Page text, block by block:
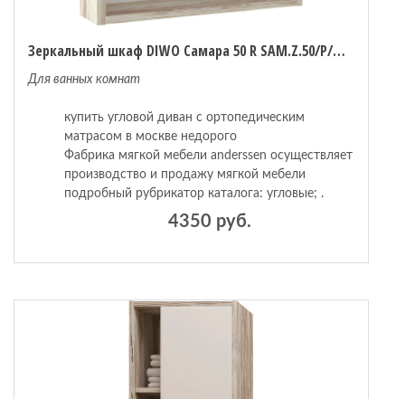
Зеркальный шкаф DIWO Самара 50 R SAM.Z.50/P/DS Дуб скандинавский
Для ванных комнат
купить угловой диван с ортопедическим
матрасом в москве недорого
Фабрика мягкой мебели anderssen осуществляет
производство и продажу мягкой мебели
подробный рубрикатор каталога: угловые; .
4350 руб.